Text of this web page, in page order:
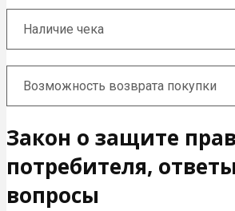
Наличие чека
Возможность возврата покупки
Закон о защите прав
потребителя,
вопросы